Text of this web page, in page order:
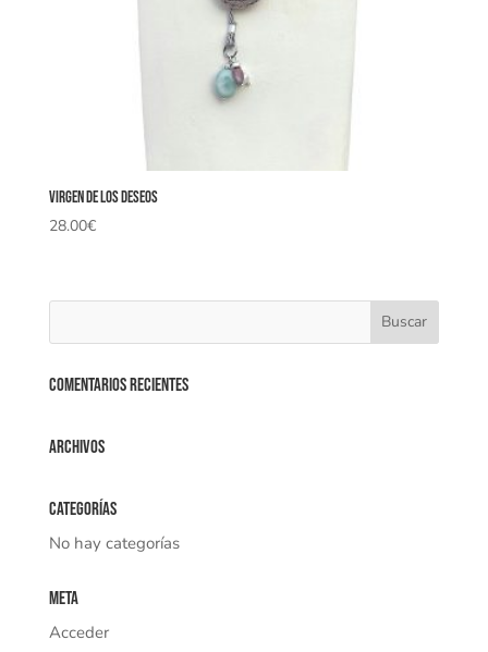
Virgen de los Deseos
28.00€
Comentarios recientes
Archivos
Categorías
No hay categorías
Meta
Acceder